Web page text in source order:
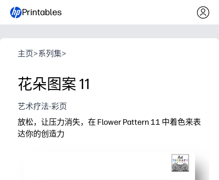
Printables
主页>系列集>
花朵图案 11
艺术疗法-彩页
放松，让压力消失，在 Flower Pattern 11 中着色来表
达你的创造力
无需准备打印-你可以在家里或学校几分钟内开始着色。
镇静专注-非常适合安静时光、大脑休息或正念艺术。